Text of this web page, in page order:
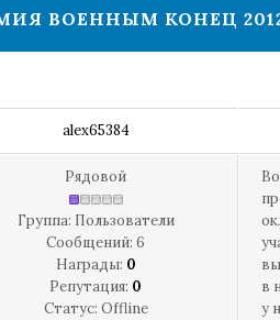
ВОЕННЫМ КОНЕЦ 2012
alex65384
Рядовой
Группа: Пользователи
Сообщений: 6
Награды: 0
Репутация: 0
Статус: Offline
в
у